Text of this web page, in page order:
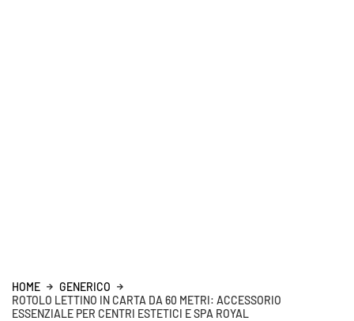
HOME
GENERICO
ROTOLO LETTINO IN CARTA DA 60 METRI: ACCESSORIO
ESSENZIALE PER CENTRI ESTETICI E SPA ROYAL